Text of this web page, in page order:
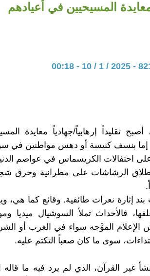
المسيحيين في أعيادهم
تقليداً إرهابياً/جهادياً معايدة
بنسف كنيسة أو دهس مواطنين في
على احتفالات الكريسماس في عواصم
الرشاشات على مطرانية وحرق
إثارة نعرات طائفية. وقائع كما هي،
فالأحداث تملأ السوشيال ميديا
الإعلام الموَّجه سواء في الغرب أو
سوى ما كان صعباً التكتم عليه.
غير القرآن، الذي لم يرد فيه ما